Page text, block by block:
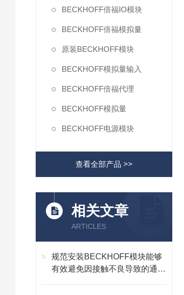
BECKHOFF倍福IO模块
BECKHOFF倍福模拟量
原装BECKHOFF模块
BECKHOFF模拟量输入
BECKHOFF倍福代理
BECKHOFF模拟量
BECKHOFF电源模块
查看全部产品 >>
相关文章
ARTICLES
规范安装BECKHOFF模块能够
有效避免因接触不良导致的通讯